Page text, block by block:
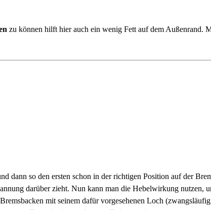
zu können hilft hier auch ein wenig Fett auf dem Außenrand.
dann so den ersten schon in der richtigen Position auf der
darüber zieht. Nun kann man die Hebelwirkung
mit seinem dafür vorgesehenen Loch